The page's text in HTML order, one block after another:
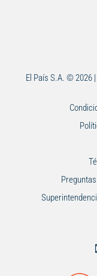
El País S.A. © 2026